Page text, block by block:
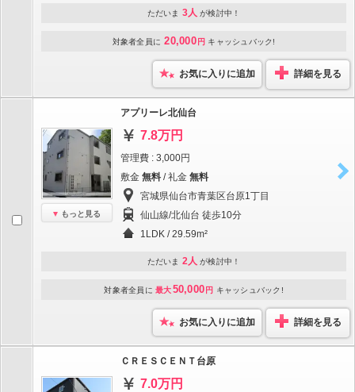
ただいま 3人 が検討中！
対象者全員に 20,000 円 キャッシュバック!
お気に入りに追加 詳細を見る
もっと見る
アプリーレ北仙台
7.8万円
管理費 : 3,000円
敷金 無料 / 礼金 無料
宮城県仙台市青葉区台原1丁目
仙山線/北仙台 徒歩10分
1LDK / 29.59m²
ただいま 2人 が検討中！
対象者全員に 最大50,000 円 キャッシュバック!
お気に入りに追加 詳細を見る
ＣＲＥＳＣＥＮＴ台原
7.0万円